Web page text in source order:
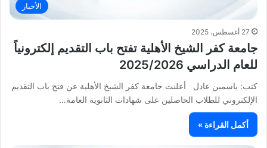
الأخبار
27 أغسطس، 2025
جامعة كفر الشيخ الأهلية تفتح باب التقديم إلكترونياً
للعام الدراسي 2025/2026
كتب: ياسمين عادل أعلنت جامعة كفر الشيخ الأهلية عن فتح باب التقديم
الإلكتروني للطلاب الحاصلين على شهادات الثانوية العامة…
أكمل القراءة »